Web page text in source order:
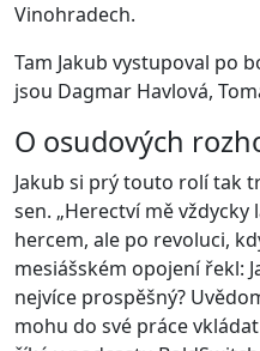
Vinohradech.
Tam Jakub vystupoval po
jsou Dagmar Havlová,
O osudových
Jakub si prý touto rolí tak
sen. „Herectví mě vždycky
hercem, ale po revoluci,
mesiášském opojení řekl:
nejvíce prospěšný?
mohu do své práce